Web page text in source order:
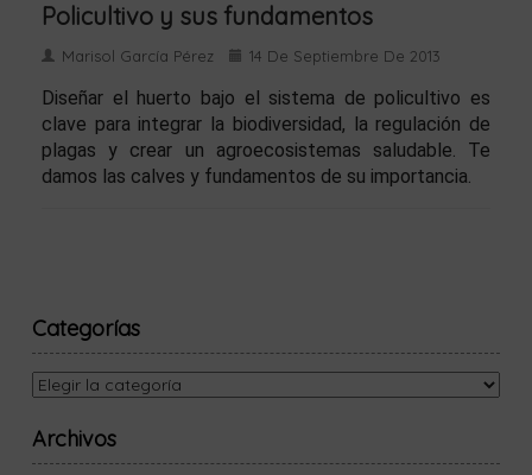
Policultivo y sus fundamentos
Marisol García Pérez 14 De Septiembre De 2013
Diseñar el huerto bajo el sistema de policultivo es
clave para integrar la biodiversidad, la regulación de
plagas y crear un agroecosistemas saludable. Te
damos las calves y fundamentos de su importancia.
Categorías
Categorías
Archivos